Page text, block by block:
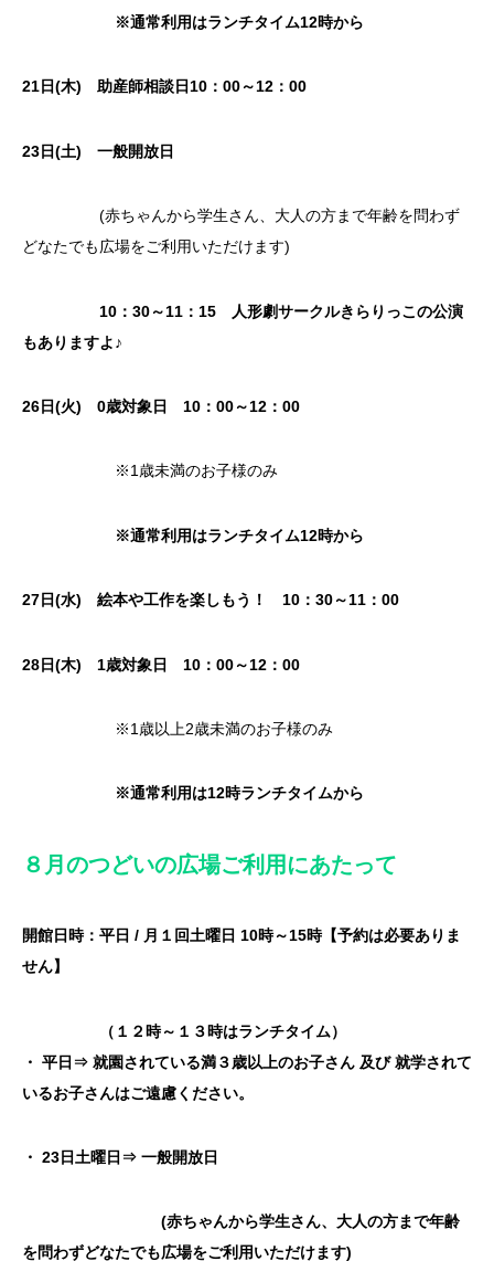
※通常利用はランチタイム12時から
21日(木) 助産師相談日10：00～12：00
23日(土) 一般開放日
(赤ちゃんから学生さん、大人の方まで年齢を問わず
どなたでも広場をご利用いただけます)
10：30～11：15 人形劇サークルきらりっこの公演
もありますよ♪
26日(火) 0歳対象日 10：00～12：00
※1歳未満のお子様のみ
※通常利用はランチタイム12時から
27日(水) 絵本や工作を楽しもう！ 10：30～11：00
28日(木) 1歳対象日 10：00～12：00
※1歳以上2歳未満のお子様のみ
※通常利用は12時ランチタイムから
８月のつどいの広場ご利用にあたって
開館日時：平日 / 月１回土曜日 10時～15時【予約は必要ありま
せん】
（１２時～１３時はランチタイム）
・ 平日⇒ 就園されている満３歳以上のお子さん 及び就学されて
いるお子さんはご遠慮ください。
・ 23日土曜日⇒ 一般開放日
(赤ちゃんから学生さん、大人の方まで年齢
を問わずどなたでも広場をご利用いただけます)